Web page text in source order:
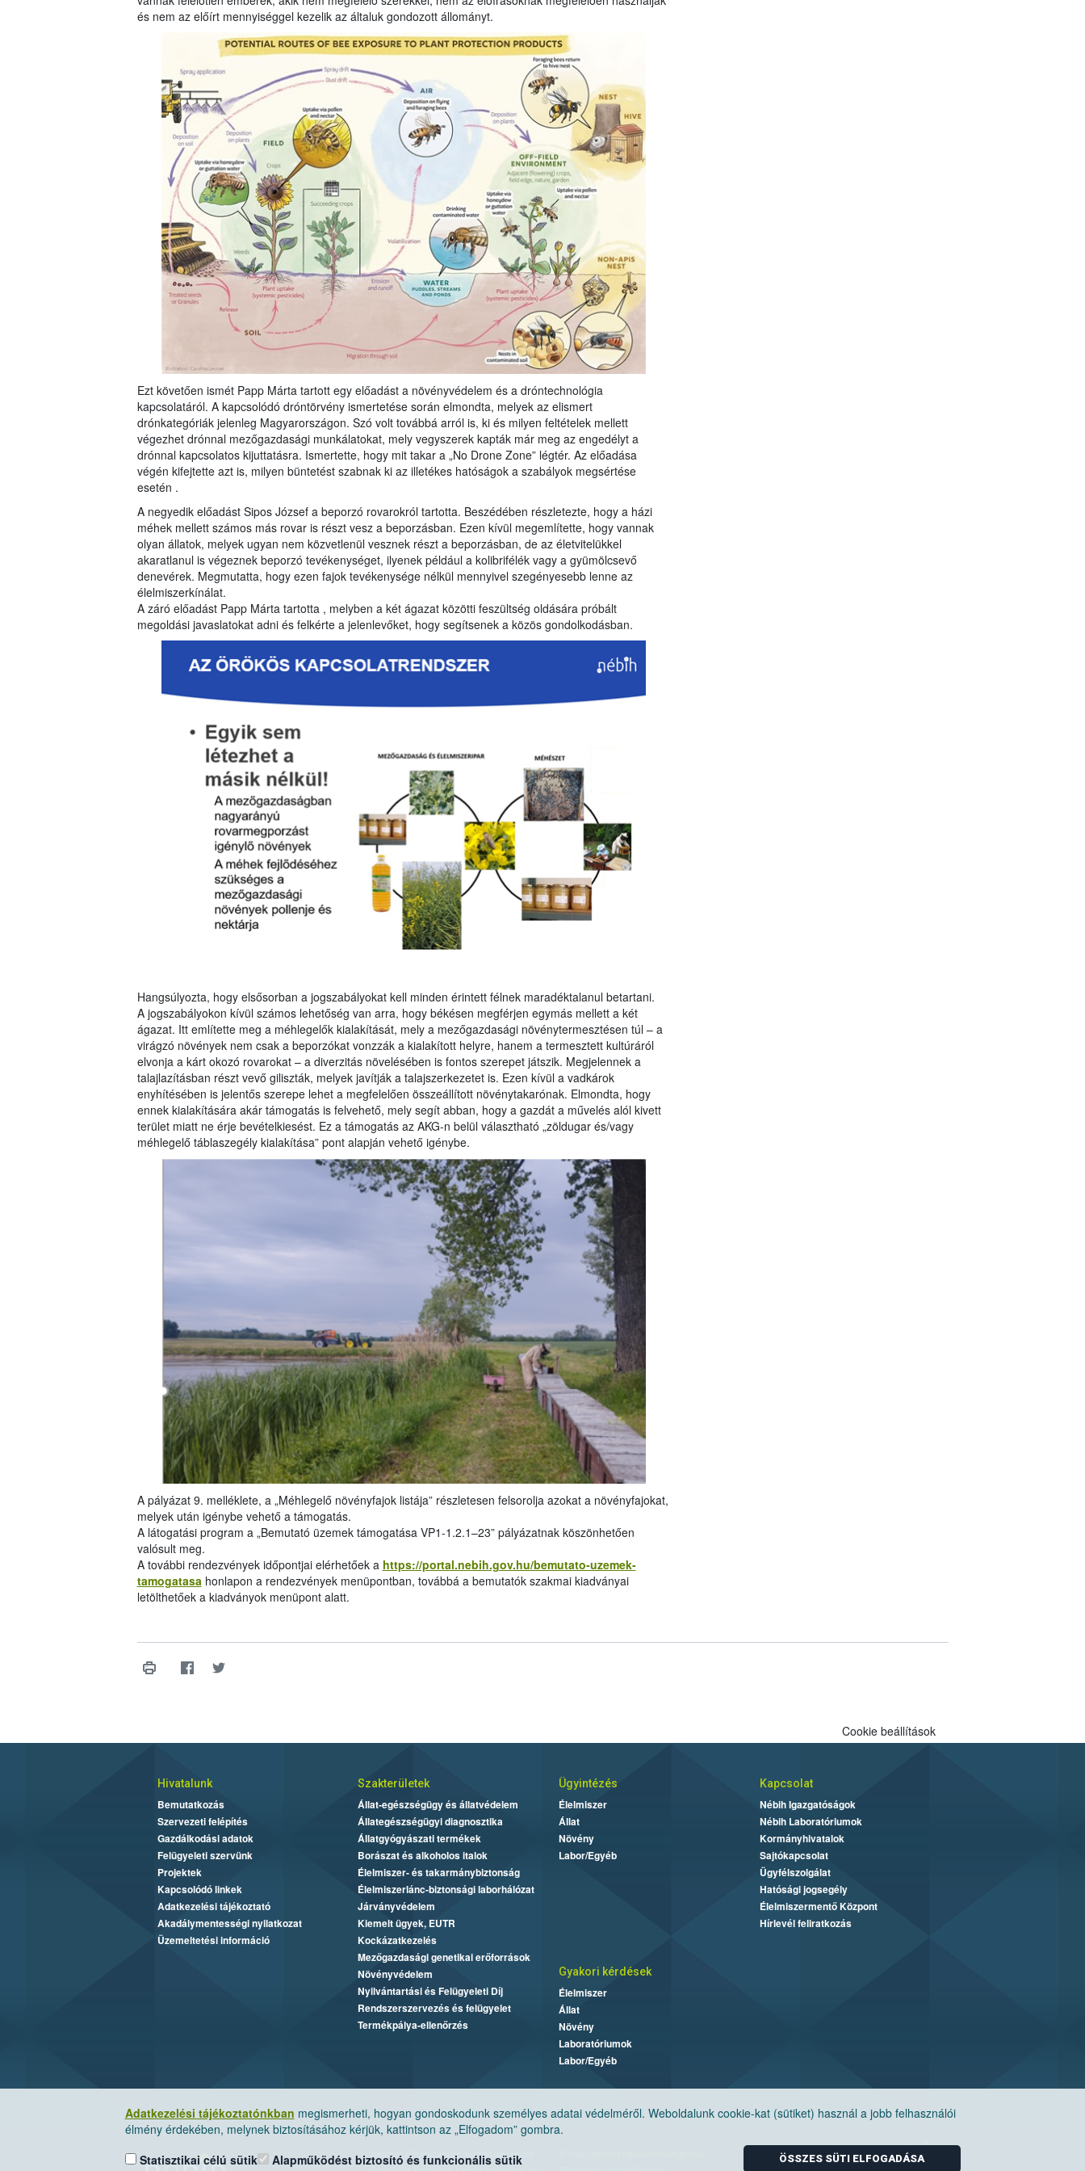
és nem az előírt mennyiséggel kezelik az általuk gondozott állományt.
Ezt követően ismét Papp Márta tartott egy előadást a növényvédelem és a dróntechnológia
kapcsolatáról. A kapcsolódó dróntörvény ismertetése során elmondta, melyek az elismert
drónkategóriák jelenleg Magyarországon. Szó volt továbbá arról is, ki és milyen feltételek mellett
végezhet drónnal mezőgazdasági munkálatokat, mely vegyszerek kapták már meg az engedélyt a
drónnal kapcsolatos kijuttatásra. Ismertette, hogy mit takar a „No Drone Zone” légtér. Az előadása
végén kifejtette azt is, milyen büntetést szabnak ki az illetékes hatóságok a szabályok megsértése
esetén .
A negyedik előadást Sipos József a beporzó rovarokról tartotta. Beszédében részletezte, hogy a házi
méhek mellett számos más rovar is részt vesz a beporzásban. Ezen kívül megemlítette, hogy vannak
olyan állatok, melyek ugyan nem közvetlenül vesznek részt a beporzásban, de az életvitelükkel
akaratlanul is végeznek beporzó tevékenységet, ilyenek például a kolibrifélék vagy a gyümölcsevő
denevérek. Megmutatta, hogy ezen fajok tevékenysége nélkül mennyivel szegényesebb lenne az
élelmiszerkínálat.
A záró előadást Papp Márta tartotta , melyben a két ágazat közötti feszültség oldására próbált
megoldási javaslatokat adni és felkérte a jelenlevőket, hogy segítsenek a közös gondolkodásban.
Hangsúlyozta, hogy elsősorban a jogszabályokat kell minden érintett félnek maradéktalanul betartani.
A jogszabályokon kívül számos lehetőség van arra, hogy békésen megférjen egymás mellett a két
ágazat. Itt említette meg a méhlegelők kialakítását, mely a mezőgazdasági növénytermesztésen túl – a
virágzó növények nem csak a beporzókat vonzzák a kialakított helyre, hanem a termesztett kultúráról
elvonja a kárt okozó rovarokat – a diverzitás növelésében is fontos szerepet játszik. Megjelennek a
talajlazításban részt vevő giliszták, melyek javítják a talajszerkezetet is. Ezen kívül a vadkárok
enyhítésében is jelentős szerepe lehet a megfelelően összeállított növénytakarónak. Elmondta, hogy
ennek kialakítására akár támogatás is felvehető, mely segít abban, hogy a gazdát a művelés alól kivett
terület miatt ne érje bevételkiesést. Ez a támogatás az AKG-n belül választható „zöldugar és/vagy
méhlegelő táblaszegély kialakítása” pont alapján vehető igénybe.
A pályázat 9. melléklete, a „Méhlegelő növényfajok listája” részletesen felsorolja azokat a növényfajokat,
melyek után igénybe vehető a támogatás.
A látogatási program a „Bemutató üzemek támogatása VP1-1.2.1–23” pályázatnak köszönhetően
valósult meg.
A további rendezvények időpontjai elérhetőek a https://portal.nebih.gov.hu/bemutato-uzemek-
tamogatasahonlapon a rendezvények menüpontban, továbbá a bemutatók szakmai kiadványai
letölthetőek a kiadványok menüpont alatt.
Adatkezelési tájékoztatónkban megismerheti, hogyan gondoskodunk személyes adatai védelméről. Weboldalunk cookie-kat (sütiket) használ a jobb felhasználói
élmény érdekében, melynek biztosításához kérjük, kattintson az „Elfogadom” gombra.
Statisztikai célú sütik
Alapműködést biztosító és funkcionális sütik ÖSSZES SÜTI ELFOGADÁSA
Cookie beállítások
Hivatalunk
Bemutatkozás
Szervezeti felépítés
Gazdálkodási adatok
Felügyeleti szervünk
Projektek
Kapcsolódó linkek
Adatkezelési tájékoztató
Akadálymentességi nyilatkozat
Üzemeltetési információ
Szakterületek
Állat-egészségügy és állatvédelem
Állategészségügyi diagnosztika
Állatgyógyászati termékek
Borászat és alkoholos italok
Élelmiszer- és takarmánybiztonság
Élelmiszerlánc-biztonsági laborhálózat
Járványvédelem
Kiemelt ügyek, EUTR
Kockázatkezelés
Mezőgazdasági genetikai erőforrások
Növényvédelem
Nyilvántartási és Felügyeleti Díj
Rendszerszervezés és felügyelet
Termékpálya-ellenőrzés
Ügyintézés
Élelmiszer
Állat
Növény
Labor/Egyéb
Kapcsolat
Nébih Igazgatóságok
Nébih Laboratóriumok
Kormányhivatalok
Sajtókapcsolat
Ügyfélszolgálat
Hatósági jogsegély
Élelmiszermentő Központ
Hírlevél feliratkozás
Gyakori kérdések
Élelmiszer
Állat
Növény
Laboratóriumok
Labor/Egyéb
Nemzeti Élelmiszerlánc-biztonsági Hivatal